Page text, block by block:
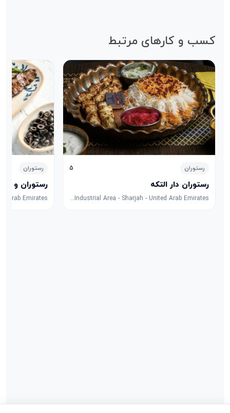
کسب و کارهای مرتبط
رستوران 5
رستوران دار التکه
8F53+FPG - University City Rd - Muwaileh Commercial - Industrial Area - Sharjah - United Arab Emirates
رستوران
رستوران و